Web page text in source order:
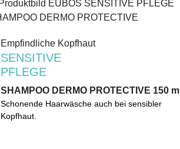
Empfindliche Kopfhaut
SENSITIVE
PFLEGE
SHAMPOO DERMO PROTECTIVE 150 ml
Sanfte Reinigung und pflegende Wirkung speziell
bei trockener und sensibler Kopfhaut.
Empfindliche Kopfhaut
SENSITIVE
PFLEGE
SHAMPOO DERMO PROTECTIVE 150 ml
Schonende Haarwäsche auch bei sensibler
Kopfhaut.